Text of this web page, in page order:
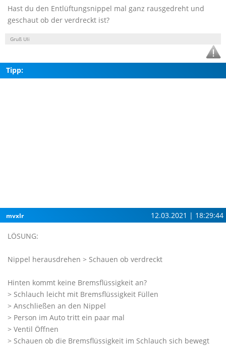
Hast du den Entlüftungsnippel mal ganz rausgedreht und
geschaut ob der verdreckt ist?
Gruß Uli
Tipp:
mvxlr 12.03.2021 | 18:29:44
LÖSUNG:
Nippel herausdrehen > Schauen ob verdreckt
Hinten kommt keine Bremsflüssigkeit an?
> Schlauch leicht mit Bremsflüssigkeit Füllen
> Anschließen an den Nippel
> Person im Auto tritt ein paar mal
> Ventil Öffnen
> Schauen ob die Bremsflüssigkeit im Schlauch sich bewegt